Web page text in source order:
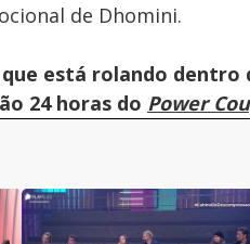
de Dhomini.
está rolando dentro
24 horas do Power